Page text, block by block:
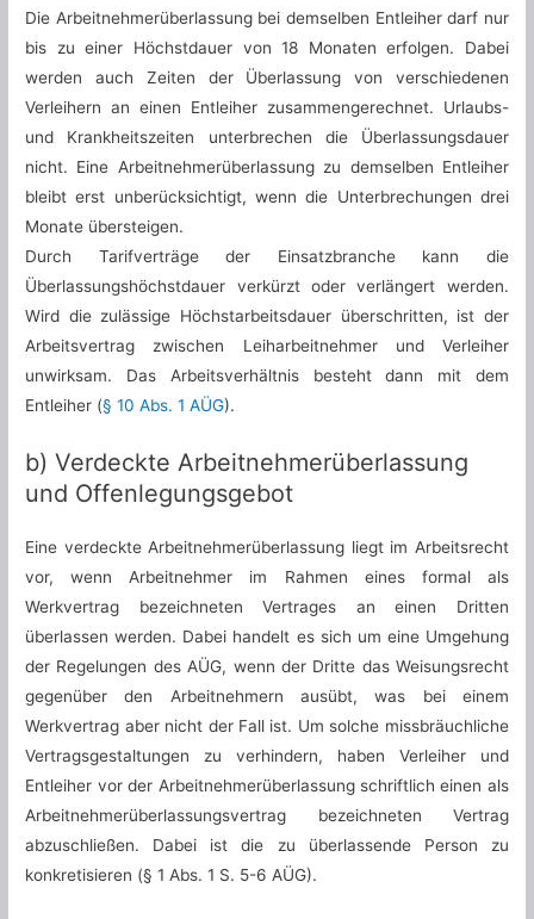
Die Arbeitnehmerüberlassung bei demselben Entleiher darf nur
bis zu einer Höchstdauer von 18 Monaten erfolgen. Dabei
werden auch Zeiten der Überlassung von verschiedenen
Verleihern an einen Entleiher zusammengerechnet. Urlaubs-
und Krankheitszeiten unterbrechen die Überlassungsdauer
nicht. Eine Arbeitnehmerüberlassung zu demselben Entleiher
bleibt erst unberücksichtigt, wenn die Unterbrechungen drei
Monate übersteigen.
Durch Tarifverträge der Einsatzbranche kann die
Überlassungshöchstdauer verkürzt oder verlängert werden.
Wird die zulässige Höchstarbeitsdauer überschritten, ist der
Arbeitsvertrag zwischen Leiharbeitnehmer und Verleiher
unwirksam. Das Arbeitsverhältnis besteht dann mit dem
Entleiher (§ 10 Abs. 1 AÜG).
b) Verdeckte Arbeitnehmerüberlassung
und Offenlegungsgebot
Eine verdeckte Arbeitnehmerüberlassung liegt im Arbeitsrecht
vor, wenn Arbeitnehmer im Rahmen eines formal als
Werkvertrag bezeichneten Vertrages an einen Dritten
überlassen werden. Dabei handelt es sich um eine Umgehung
der Regelungen des AÜG, wenn der Dritte das Weisungsrecht
gegenüber den Arbeitnehmern ausübt, was bei einem
Werkvertrag aber nicht der Fall ist. Um solche missbräuchliche
Vertragsgestaltungen zu verhindern, haben Verleiher und
Entleiher vor der Arbeitnehmerüberlassung schriftlich einen als
Arbeitnehmerüberlassungsvertrag bezeichneten Vertrag
abzuschließen. Dabei ist die zu überlassende Person zu
konkretisieren (§ 1 Abs. 1 S. 5-6 AÜG).